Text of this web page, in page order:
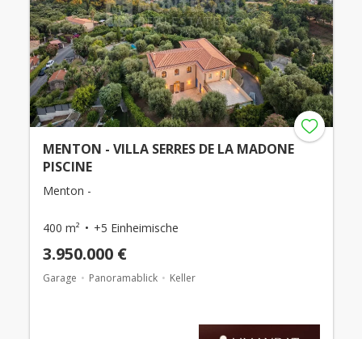
MENTON - VILLA SERRES DE LA MADONE
PISCINE
Menton -
400 m² +5 Einheimische
3.950.000 €
Garage Panoramablick Keller